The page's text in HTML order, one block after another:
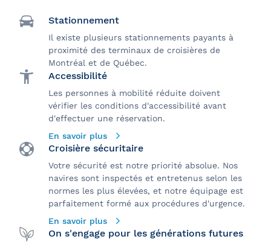
Stationnement
Il existe plusieurs stationnements payants à
proximité des terminaux de croisières de
Montréal et de Québec.
Accessibilité
Les personnes à mobilité réduite doivent
vérifier les conditions d'accessibilité avant
d'effectuer une réservation.
En savoir plus
Croisière sécuritaire
Votre sécurité est notre priorité absolue. Nos
navires sont inspectés et entretenus selon les
normes les plus élevées, et notre équipage est
parfaitement formé aux procédures d'urgence.
En savoir plus
On s'engage pour les générations futures